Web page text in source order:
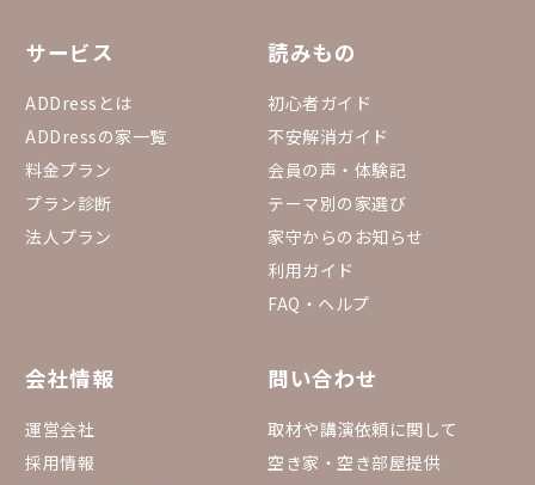
サービス
ADDressとは
ADDressの家一覧
料金プラン
プラン診断
法人プラン
読みもの
初心者ガイド
不安解消ガイド
会員の声・体験記
テーマ別の家選び
家守からのお知らせ
利用ガイド
FAQ・ヘルプ
会社情報
運営会社
採用情報
問い合わせ
取材や講演依頼に関して
空き家・空き部屋提供